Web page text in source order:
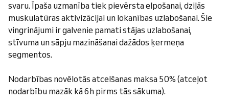
svaru. Īpaša uzmanība tiek pievērsta elpošanai, dziļās
muskulatūras aktivizācijai un lokanības uzlabošanai. Šie
vingrinājumi ir galvenie pamati stājas uzlabošanai,
stīvuma un sāpju mazināšanai dažādos ķermeņa
segmentos.
Nodarbības novēlotās atcelšanas maksa 50% (atceļot
nodarbību mazāk kā 6h pirms tās sākuma).